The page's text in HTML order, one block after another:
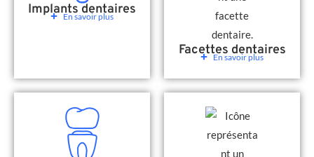
Implants dentaires
En savoir plus
Facettes dentaires
En savoir plus